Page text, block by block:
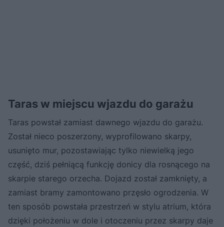
Taras w miejscu wjazdu do garażu
Taras powstał zamiast dawnego wjazdu do garażu.
Został nieco poszerzony, wyprofilowano skarpy,
usunięto mur, pozostawiając tylko niewielką jego
część, dziś pełniącą funkcję donicy dla rosnącego na
skarpie starego orzecha. Dojazd został zamknięty, a
zamiast bramy zamontowano przęsło ogrodzenia. W
ten sposób powstała przestrzeń w stylu atrium, która
dzięki położeniu w dole i otoczeniu przez skarpy daje